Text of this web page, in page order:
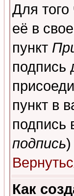
Для
её в
пункт
подпись
пункт в
подпись
подпись)
Как